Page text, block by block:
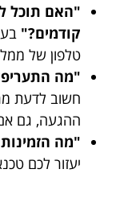
"האם תוכל
קודמים?"
טלפון של
"מה
חשוב לדעת
ההגעה, גם
"מה
יעזור לכם